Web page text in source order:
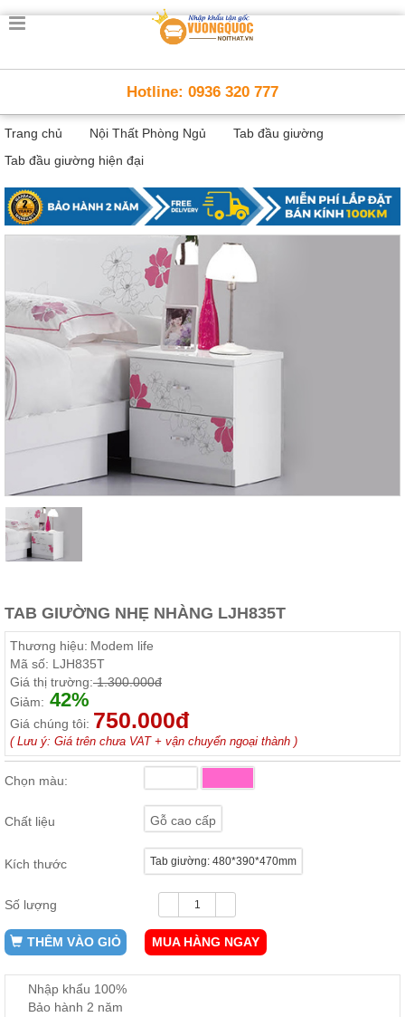
Trang
Thông
Minh
Nội
thất
minh
Nội
Em
Giường
bàn
sách
Thất
Khách
trà...
Nội
Phòng
Giường
áo, bàn
trang
điểm
Nội
Thất
ăn,
kệ
Nội
Thất
Ban
Công,
Vườn
Hotline: 0936 320 777
Trang chủ Nội Thất Phòng Ngủ
Tab đầu giường
Tab đầu giường hiện đại
TAB GIƯỜNG NHẸ NHÀNG LJH835T
Thương hiệu: Modem life
Mã số: LJH835T
Giá thị trường:1.300.000đ
Giảm: 42%
Giá chúng tôi: 750.000đ
( Lưu ý: Giá trên chưa VAT + vận chuyển ngoại thành )
Chọn màu:
Chất liệu Gỗ cao cấp
Kích thước Tab giường: 480*390*470mm
Số lượng
THÊM VÀO GIỎ MUA HÀNG NGAY
Nhập khẩu 100%
Bảo hành 2 năm